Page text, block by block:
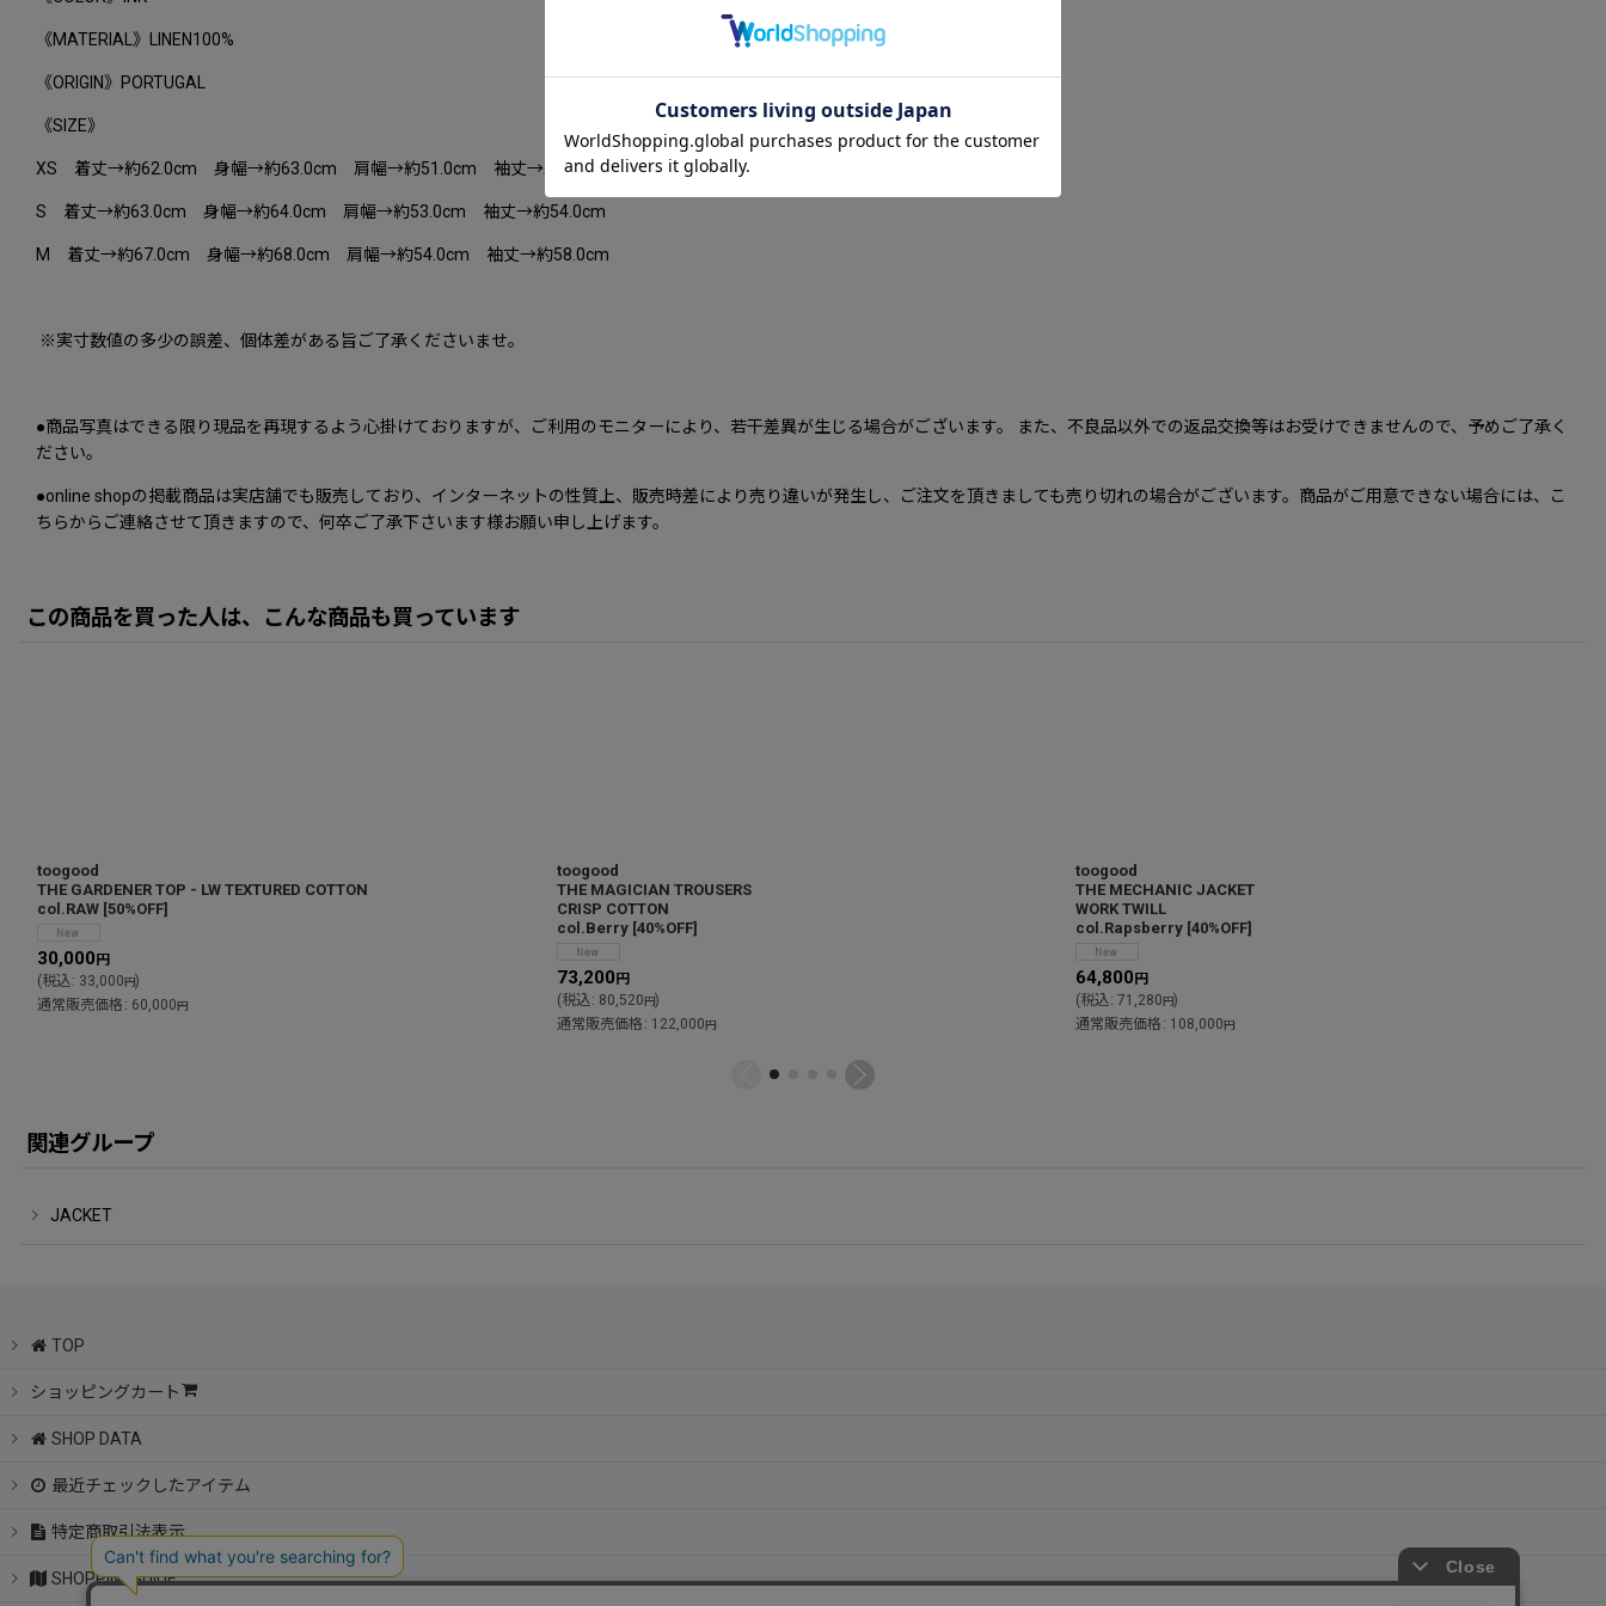
《MATERIAL》LINEN100%
《ORIGIN》PORTUGAL
《SIZE》
XS 着丈→約62.0cm 身幅→約63.0cm 肩幅→約51.0cm 袖丈→約51.0cm
S 着丈→約63.0cm 身幅→約64.0cm 肩幅→約53.0cm 袖丈→約54.0cm
M 着丈→約67.0cm 身幅→約68.0cm 肩幅→約54.0cm 袖丈→約58.0cm
※実寸数値の多少の誤差、個体差がある旨ご了承くださいませ。
●商品写真はできる限り現品を再現するよう心掛けておりますが、ご利用のモニターにより、若干差異が生じる場合がございます。 また、不良品以外での返品交換等はお受けできませんので、予めご了承く
ださい。
●online shopの掲載商品は実店舗でも販売しており、インターネットの性質上、販売時差により売り違いが発生し、ご注文を頂きましても売り切れの場合がございます。商品がご用意できない場合には、こ
ちらからご連絡させて頂きますので、何卒ご了承下さいます様お願い申し上げます。
この商品を買った人は、こんな商品も買っています
toogood
THE GARDENER TOP - LW TEXTURED COTTON
col.RAW [50%OFF]
30,000 円
(税込: 33,000円)
通常販売価格 : 60,000円
toogood
THE MAGICIAN TROUSERS
CRISP COTTON
col.Berry [40%OFF]
73,200 円
(税込: 80,520円)
通常販売価格 : 122,000円
toogood
THE MECHANIC JACKET
WORK TWILL
col.Rapsberry [40%OFF]
64,800 円
(税込: 71,280円)
通常販売価格 : 108,000円
関連グループ
JACKET
TOP
ショッピングカート
SHOP DATA
最近チェックしたアイテム
特定商取引法表示
SHOPPINGGUIDE